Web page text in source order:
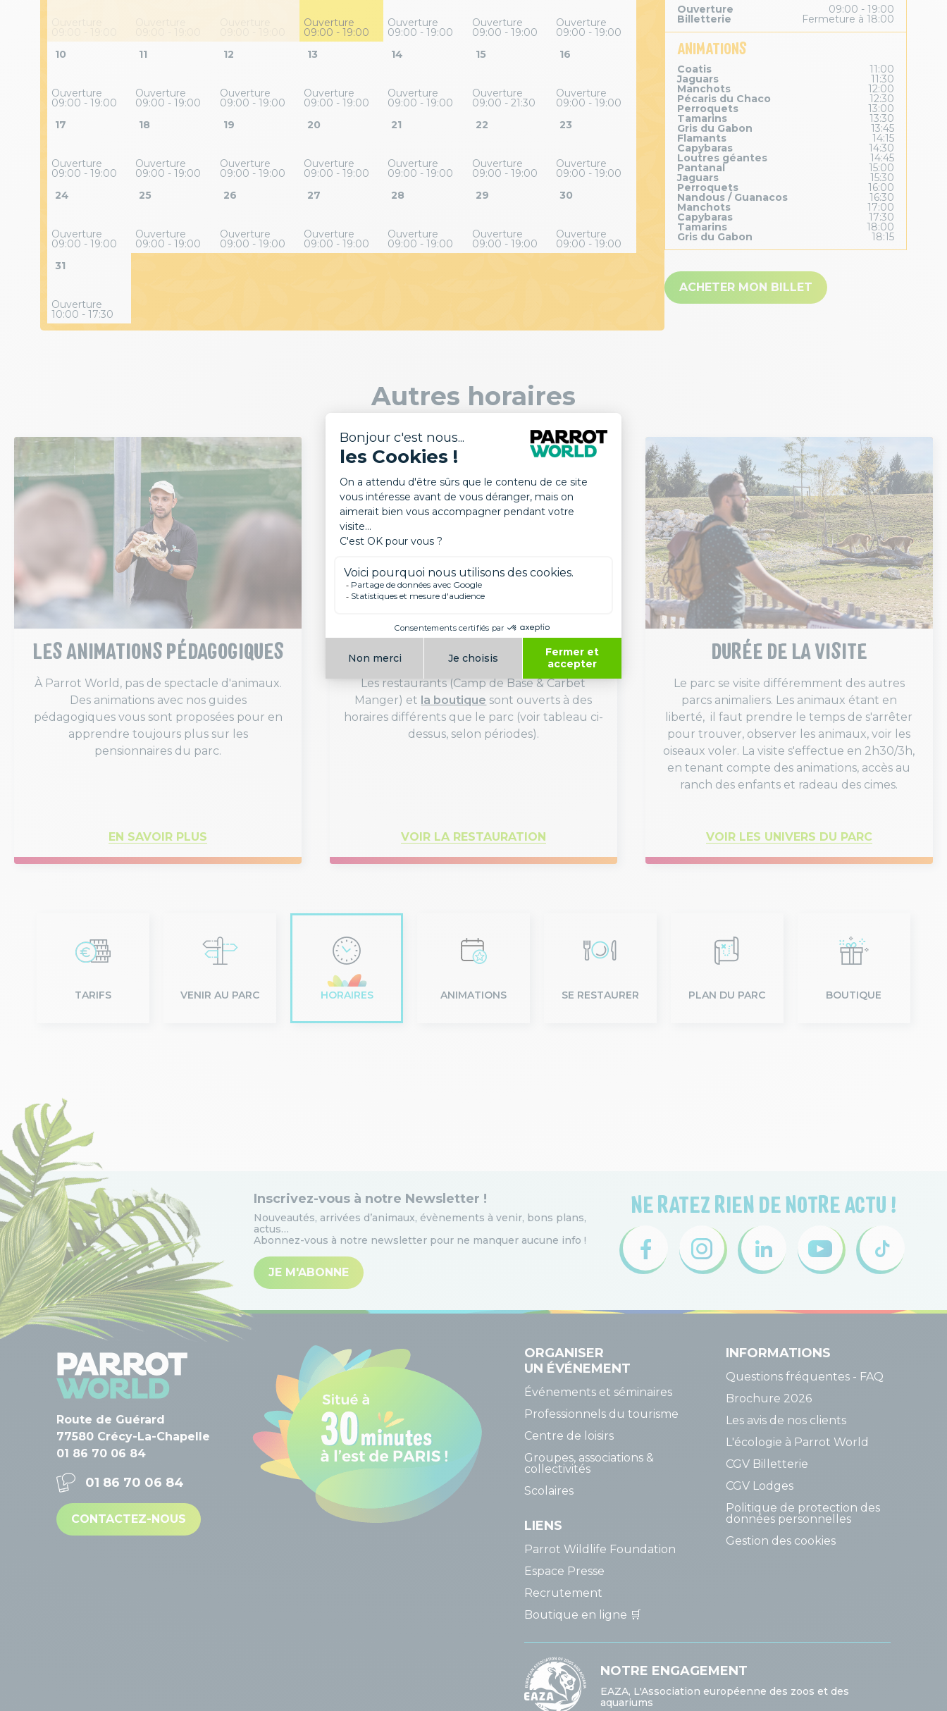
Ouverture
09:00 - 19:00
Ouverture
09:00 - 19:00
Ouverture
09:00 - 19:00
Ouverture
09:00 - 19:00
10
Ouverture
09:00 - 19:00
11
Ouverture
09:00 - 19:00
12
Ouverture
09:00 - 19:00
13
Ouverture
09:00 - 19:00
14
Ouverture
09:00 - 19:00
15
Ouverture
09:00 - 21:30
16
Ouverture
09:00 - 19:00
17
Ouverture
09:00 - 19:00
18
Ouverture
09:00 - 19:00
19
Ouverture
09:00 - 19:00
20
Ouverture
09:00 - 19:00
21
Ouverture
09:00 - 19:00
22
Ouverture
09:00 - 19:00
23
Ouverture
09:00 - 19:00
24
Ouverture
09:00 - 19:00
25
Ouverture
09:00 - 19:00
26
Ouverture
09:00 - 19:00
27
Ouverture
09:00 - 19:00
28
Ouverture
09:00 - 19:00
29
Ouverture
09:00 - 19:00
30
Ouverture
09:00 - 19:00
31
Ouverture
10:00 - 17:30
Ouverture 09:00 - 19:00
Billetterie Fermeture à 18:00
ANIMATIONS
Coatis 11:00
Jaguars 11:30
Manchots 12:00
Pécaris du Chaco 12:30
Perroquets 13:00
Tamarins 13:30
Gris du Gabon 13:45
Flamants 14:15
Capybaras 14:30
Loutres géantes 14:45
Pantanal 15:00
Jaguars 15:30
Perroquets 16:00
Nandous / Guanacos 16:30
Manchots 17:00
Capybaras 17:30
Tamarins 18:00
Gris du Gabon 18:15
ACHETER MON BILLET
Autres horaires
LES ANIMATIONS PÉDAGOGIQUES
À Parrot World, pas de spectacle d'animaux.
Des animations avec nos guides
pédagogiques vous sont proposées pour en
apprendre toujours plus sur les
pensionnaires du parc.
EN SAVOIR PLUS
RESTAURANTS & BOUTIQUE
Les restaurants (Camp de Base & Carbet
Manger) et la boutique sont ouverts à des
horaires différents que le parc (voir tableau ci-
dessus, selon périodes).
VOIR LA RESTAURATION
DURÉE DE LA VISITE
Le parc se visite différemment des autres
parcs animaliers. Les animaux étant en
liberté, il faut prendre le temps de s'arrêter
pour trouver, observer les animaux, voir les
oiseaux voler. La visite s'effectue en 2h30/3h,
en tenant compte des animations, accès au
ranch des enfants et radeau des cimes.
VOIR LES UNIVERS DU PARC
TARIFS VENIR AU PARC HORAIRES ANIMATIONS SE RESTAURER PLAN DU PARC BOUTIQUE
Inscrivez-vous à notre Newsletter !
Nouveautés, arrivées d’animaux, évènements à venir, bons plans,
actus…
Abonnez-vous à notre newsletter pour ne manquer aucune info !
JE M'ABONNE
NE RATEZ RIEN DE NOTRE ACTU !
Route de Guérard
77580 Crécy-La-Chapelle
01 86 70 06 84
01 86 70 06 84
CONTACTEZ-NOUS
ORGANISER
UN ÉVÉNEMENT
Événements et séminaires
Professionnels du tourisme
Centre de loisirs
Groupes, associations &
collectivités
Scolaires
LIENS
Parrot Wildlife Foundation
Espace Presse
Recrutement
Boutique en ligne 🛒
INFORMATIONS
Questions fréquentes - FAQ
Brochure 2026
Les avis de nos clients
L'écologie à Parrot World
CGV Billetterie
CGV Lodges
Politique de protection des
données personnelles
Gestion des cookies
NOTRE ENGAGEMENT
EAZA, L'Association européenne des zoos et des
aquariums